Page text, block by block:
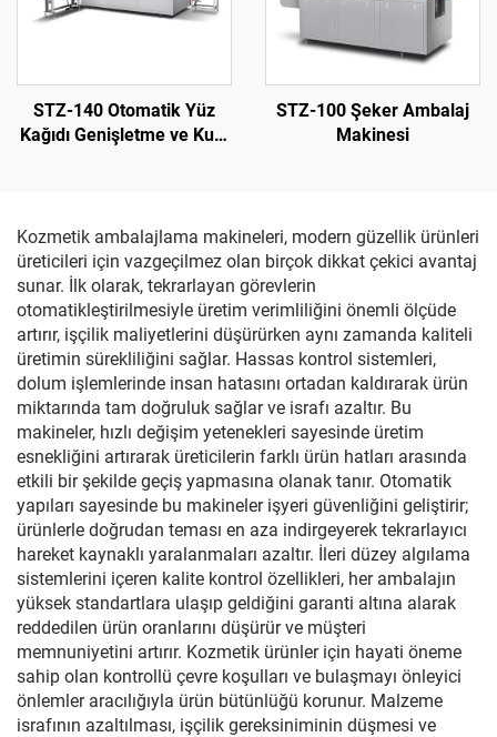
STZ-140 Otomatik Yüz
Kağıdı Genişletme ve Kutu
STZ-100 Şeker Ambalaj
Makinesi
Kozmetik ambalajlama makineleri, modern güzellik ürünleri
üreticileri için vazgeçilmez olan birçok dikkat çekici avantaj
sunar. İlk olarak, tekrarlayan görevlerin
otomatikleştirilmesiyle üretim verimliliğini önemli ölçüde
artırır, işçilik maliyetlerini düşürürken aynı zamanda kaliteli
üretimin sürekliliğini sağlar. Hassas kontrol sistemleri,
dolum işlemlerinde insan hatasını ortadan kaldırarak ürün
miktarında tam doğruluk sağlar ve israfı azaltır. Bu
makineler, hızlı değişim yetenekleri sayesinde üretim
esnekliğini artırarak üreticilerin farklı ürün hatları arasında
etkili bir şekilde geçiş yapmasına olanak tanır. Otomatik
yapıları sayesinde bu makineler işyeri güvenliğini geliştirir;
ürünlerle doğrudan teması en aza indirgeyerek tekrarlayıcı
hareket kaynaklı yaralanmaları azaltır. İleri düzey algılama
sistemlerini içeren kalite kontrol özellikleri, her ambalajın
yüksek standartlara ulaşıp geldiğini garanti altına alarak
reddedilen ürün oranlarını düşürür ve müşteri
memnuniyetini artırır. Kozmetik ürünler için hayati öneme
sahip olan kontrollü çevre koşulları ve bulaşmayı önleyici
önlemler aracılığıyla ürün bütünlüğü korunur. Malzeme
israfının azaltılması, işçilik gereksiniminin düşmesi ve